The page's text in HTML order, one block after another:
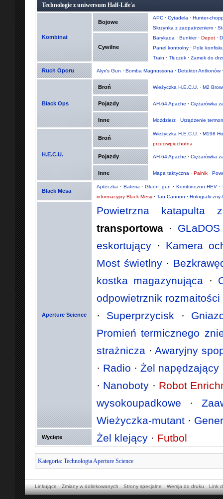
Technologie z uniwersum Half-Life'a
Kombinat
Bojowe
APC · Cytadela · Hunter-
Skrzynka z zaopatrzeniem ·
Cywilne
Barykada · Bunkier· Depot ·
Panel kontrolny · Pole
Train · Tłuczek · Zamek do
Ruch Oporu Alyx's Gun · Bomba Magnussona · Detektor Antlionów
Black Ops
Broń Wieżyczka H.E.C.U. · M2
Pojazdy AH-64 Apache · Ciężarówka
Inne Moździerz · Urządzenie
H.E.C.U.
Broń
Wieżyczka H.E.C.U. · M198
przeciwpiechotna
Pojazdy AH-64 Apache · Ciężarówka
Inne Mapa taktyczna · Palnik ·
Black Mesa
Apteczka · Bateria · Gluon_gun · Kombinezon HEV ·
informacyjny Black Mesy · Tau Cannon · Holograficzny
Aperture Science
Powietrzna katapulta
transportowa · GLaDOS
eskortujący · Kamera
Most świetlny·
kostka magazynująca ·
odpowietrznik rozmaitości
· Superprzycisk ·
Promień termicznego
strażnicza ·Awaryjny
· Radio ·Żel napędzający
· Nanoboty · Robot
wysokoupadkowe ·
Wieżyczka-mutant ·
Wycięte Żel klejący · Futbol
Kategoria: Technologia Aperture Science
Linkujące Zmiany w dolinkowanych Strony specjalne Wersja do druku Link